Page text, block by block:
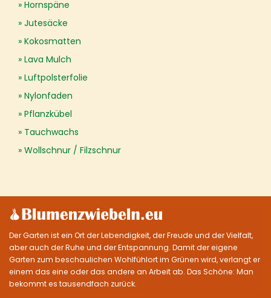
Hornspäne
Jutesäcke
Kokosmatten
Lava Mulch
Luftpolsterfolie
Nylonfaden
Pflanzkübel
Tauchwachs
Wollschnur / Filzschnur
Der Garten ist ein Ort der Lebendigkeit, der Freude und der Vielfalt,
aber auch der Ruhe und der Entspannung. Damit der eigene
Garten zum beschaulichen Wohlfühlort im Grünen wird, verlangt er
einem das eine oder das andere an Arbeit ab. Das Schöne: Man
bekommt es tausendfach zurück.